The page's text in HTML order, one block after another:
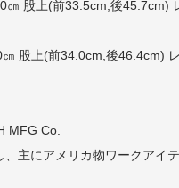
㎝ 股上(前33.5cm,後45.7cm)
㎝ 股上(前34.0cm,後46.4cm)
MFG Co.
、主にアメリカ物ワークアイ